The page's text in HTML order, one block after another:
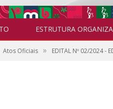
ESTRUTURA
Atos Oficiais » EDITAL Nº 02/2024 -